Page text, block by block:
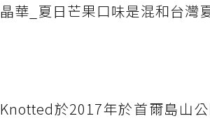
晶華_夏日芒果口味是混和台灣
Knotted於2017年於首爾島山